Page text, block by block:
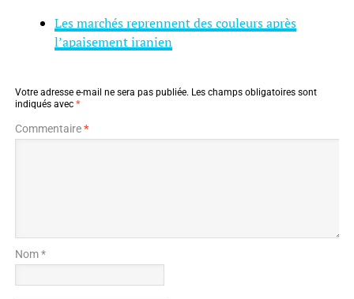
Les marchés reprennent des couleurs après
l’apaisement iranien
Votre adresse e-mail ne sera pas publiée. Les champs obligatoires sont
indiqués avec *
Commentaire*
Nom *